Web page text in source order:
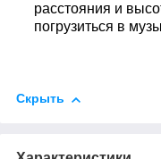
расстояния и
погрузиться в
Скрыть